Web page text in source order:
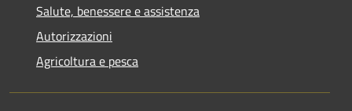
Salute, benessere e assistenza
Autorizzazioni
Agricoltura e pesca